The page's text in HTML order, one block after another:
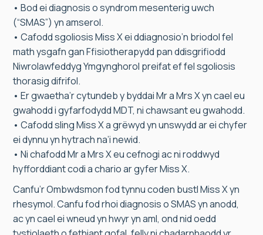
• Bod ei diagnosis o syndrom mesenterig uwch
(“SMAS”) yn amserol.
• Cafodd sgoliosis Miss X ei ddiagnosio’n briodol fel
math ysgafn gan Ffisiotherapydd pan ddisgrifiodd
Niwrolawfeddyg Ymgynghorol preifat ef fel sgoliosis
thorasig difrifol.
• Er gwaetha’r cytundeb y byddai Mr a Mrs X yn cael eu
gwahodd i gyfarfodydd MDT, ni chawsant eu gwahodd.
• Cafodd sling Miss X a grëwyd yn unswydd ar ei chyfer
ei dynnu yn hytrach na’i newid.
• Ni chafodd Mr a Mrs X eu cefnogi ac ni roddwyd
hyfforddiant codi a chario ar gyfer Miss X.
Canfu’r Ombwdsmon fod tynnu coden bustl Miss X yn
rhesymol. Canfu fod rhoi diagnosis o SMAS yn anodd,
ac yn cael ei wneud yn hwyr yn aml, ond nid oedd